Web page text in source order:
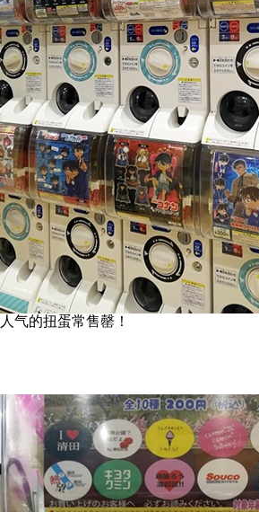
人气的扭蛋常售罄！